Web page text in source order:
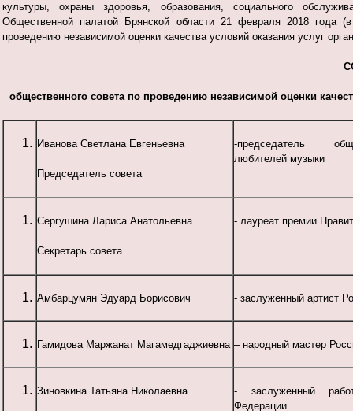
культуры, охраны здоровья, образования, социального
Общественной палатой Брянской области 21 февраля 2018 года
проведению независимой оценки качества условий оказания услуг
общественного совета по проведению независимой оценки
Иванова Светлана Евгеньевна
Председатель совета
-председатель
любителей музыки
Сергушина Лариса Анатольевна
Секретарь совета
- лауреат премии
Амбарцумян Эдуард Борисович - заслуженный артист
Гамидова Маржанат Магамедгаджиевна – народный мастер
Зиновкина Татьяна Николаевна
- заслуженный
Федерации